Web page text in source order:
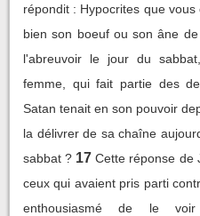
répondit : Hypocrites que
bien son boeuf ou son âne
l'abreuvoir le jour du
femme, qui fait partie des
Satan tenait en son pouvoir
la délivrer de sa chaîne
sabbat ? 17 Cette réponse de
ceux qui avaient pris parti
enthousiasmé de le